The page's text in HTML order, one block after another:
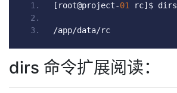
[ root@project-01 rc] $ dirs
/app/data/rc
dirs 命令扩展阅读：